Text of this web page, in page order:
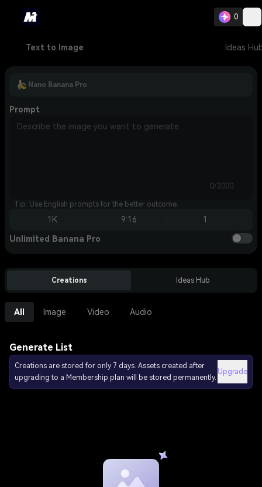
0
Text to Image Ideas
Nano Banana Pro
Prompt
0/2000
Tip: Use English prompts for the better outcome.
1K 9:16 1
Unlimited Banana Pro
Creations Ideas Hub
All Image Video Audio
Generate List
Creations are stored for only 7 days. Assets created after
upgrading to a Membership plan will be stored permanently.
Upgrade